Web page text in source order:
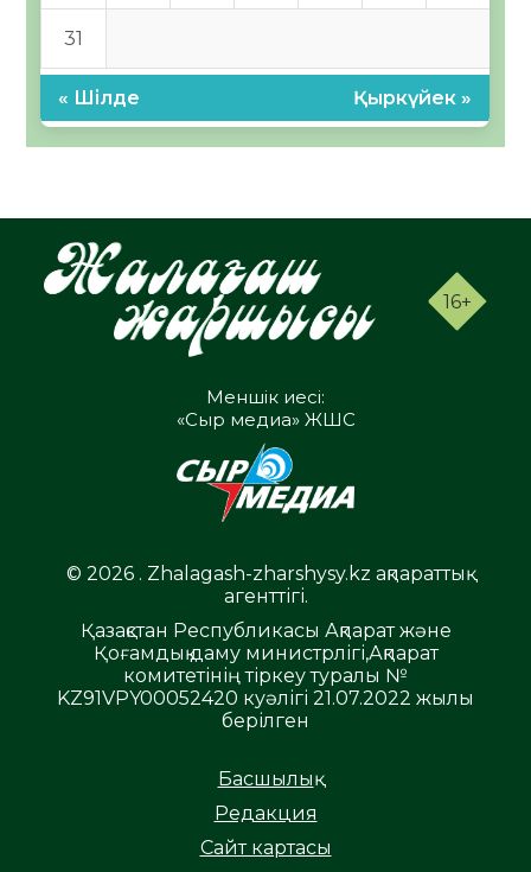
31
« Шілде Қыркүйек »
16+
Меншік иесі:
«Сыр медиа» ЖШС
© 2026 . Zhalagash-zharshysy.kz ақпараттық
агенттігі.
Қазақстан Республикасы Ақпарат және
Қоғамдық даму министрлігі,Ақпарат
комитетінің тіркеу туралы №
KZ91VPY00052420 куәлігі 21.07.2022 жылы
берілген
Басшылық
Редакция
Сайт картасы